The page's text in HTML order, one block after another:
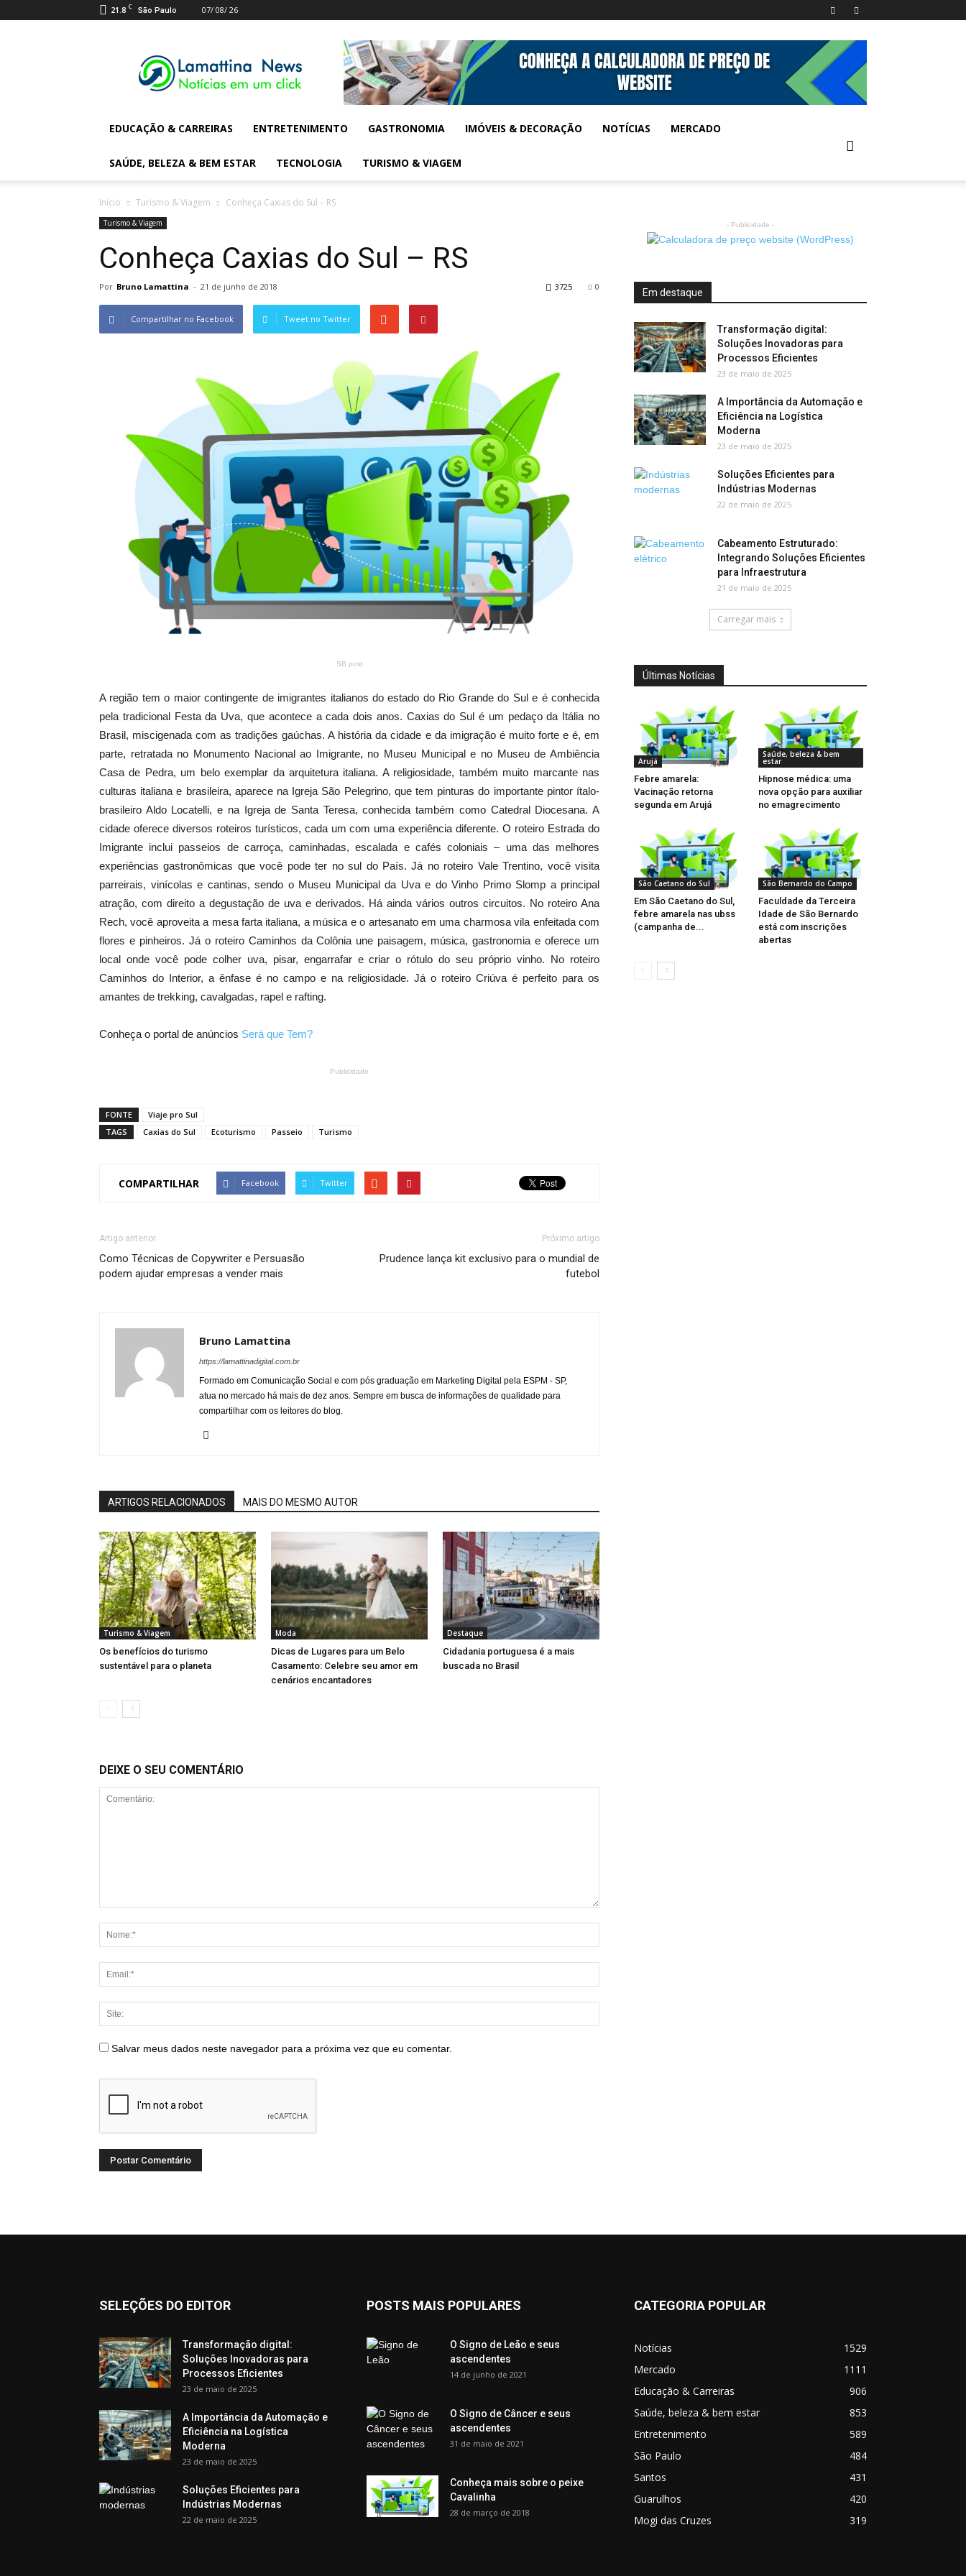
21.8 C São Paulo 07/ 08/ 26
Digital
News
EDUCAÇÃO & CARREIRAS ENTRETENIMENTO GASTRONOMIA IMÓVEIS & DECORAÇÃO NOTÍCIAS MERCADO
SAÚDE, BELEZA & BEM ESTAR TECNOLOGIA TURISMO & VIAGEM
Inicio Turismo & Viagem Conheça Caxias do Sul – RS
Turismo & Viagem
Conheça Caxias do Sul – RS
Por Bruno Lamattina - 21 de junho de 2018 0
3725
Compartilhar no Facebook Tweet no Twitter
SB post
A região tem o maior contingente de imigrantes italianos do estado do Rio Grande do Sul e é conhecida
pela tradicional Festa da Uva, que acontece a cada dois anos. Caxias do Sul é um pedaço da Itália no
Brasil, miscigenada com as tradições gaúchas. A história da cidade e da imigração é muito forte e é, em
parte, retratada no Monumento Nacional ao Imigrante, no Museu Municipal e no Museu de Ambiência
Casa de Pedra, um belo exemplar da arquitetura italiana. A religiosidade, também muito marcante nas
culturas italiana e brasileira, aparece na Igreja São Pelegrino, que tem pinturas do importante pintor ítalo-
brasileiro Aldo Locatelli, e na Igreja de Santa Teresa, conhecida também como Catedral Diocesana. A
cidade oferece diversos roteiros turísticos, cada um com uma experiência diferente. O roteiro Estrada do
Imigrante inclui passeios de carroça, caminhadas, escalada e cafés coloniais – uma das melhores
experiências gastronômicas que você pode ter no sul do País. Já no roteiro Vale Trentino, você visita
parreirais, vinícolas e cantinas, sendo o Museu Municipal da Uva e do Vinho Primo Slomp a principal
atração, com direito a degustação de uva e derivados. Há ainda vários outros circuitos. No roteiro Ana
Rech, você aproveita a mesa farta italiana, a música e o artesanato em uma charmosa vila enfeitada com
flores e pinheiros. Já o roteiro Caminhos da Colônia une paisagem, música, gastronomia e oferece um
local onde você pode colher uva, pisar, engarrafar e criar o rótulo do seu próprio vinho. No roteiro
Caminhos do Interior, a ênfase é no campo e na religiosidade. Já o roteiro Criúva é perfeito para os
amantes de trekking, cavalgadas, rapel e rafting.
Conheça o portal de anúncios Será que Tem?
Publicidade
FONTE
Viaje pro Sul
TAGS
Caxias do Sul Ecoturismo Passeio Turismo
COMPARTILHAR Facebook Twitter
Artigo anterior
Como Técnicas de Copywriter e Persuasão
podem ajudar empresas a vender mais
Próximo artigo
Prudence lança kit exclusivo para o mundial de
futebol
Bruno Lamattina
https://lamattinadigital.com.br
Formado em Comunicação Social e com pós graduação em Marketing Digital pela ESPM - SP,
atua no mercado há mais de dez anos. Sempre em busca de informações de qualidade para
compartilhar com os leitores do blog.
ARTIGOS RELACIONADOS MAIS DO MESMO AUTOR
Turismo & Viagem
Os benefícios do turismo
sustentável para o planeta
Moda
Dicas de Lugares para um Belo
Casamento: Celebre seu amor em
cenários encantadores
Destaque
Cidadania portuguesa é a mais
buscada no Brasil
DEIXE O SEU COMENTÁRIO
Salvar meus dados neste navegador para a próxima vez que eu comentar.
- Publicidade -
Em destaque
Transformação digital:
Soluções Inovadoras para
Processos Eficientes
23 de maio de 2025
A Importância da Automação e
Eficiência na Logística
Moderna
23 de maio de 2025
Soluções Eficientes para
Indústrias Modernas
22 de maio de 2025
Cabeamento Estruturado:
Integrando Soluções Eficientes
para Infraestrutura
21 de maio de 2025
Carregar mais
Últimas Notícias
Arujá
Febre amarela:
Vacinação retorna
segunda em Arujá
Saúde, beleza & bem
estar
Hipnose médica: uma
nova opção para auxiliar
no emagrecimento
São Caetano do Sul
Em São Caetano do Sul,
febre amarela nas ubss
(campanha de...
São Bernardo do Campo
Faculdade da Terceira
Idade de São Bernardo
está com inscrições
abertas
SELEÇÕES DO EDITOR
Transformação digital:
Soluções Inovadoras para
Processos Eficientes
23 de maio de 2025
A Importância da Automação e
Eficiência na Logística
Moderna
23 de maio de 2025
Soluções Eficientes para
Indústrias Modernas
22 de maio de 2025
POSTS MAIS POPULARES
O Signo de Leão e seus
ascendentes
14 de junho de 2021
O Signo de Câncer e seus
ascendentes
31 de maio de 2021
Conheça mais sobre o peixe
Cavalinha
28 de março de 2018
CATEGORIA POPULAR
Notícias
1529
Mercado
1111
Educação & Carreiras
906
Saúde, beleza & bem estar
853
Entretenimento
589
São Paulo
484
Santos
431
Guarulhos
420
Mogi das Cruzes
319